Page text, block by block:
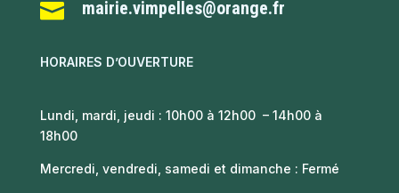
 mairie.vimpelles@orange.fr
HORAIRES D’OUVERTURE
Lundi, mardi, jeudi : 10h00 à 12h00 – 14h00 à
18h00
Mercredi, vendredi, samedi et dimanche : Fermé